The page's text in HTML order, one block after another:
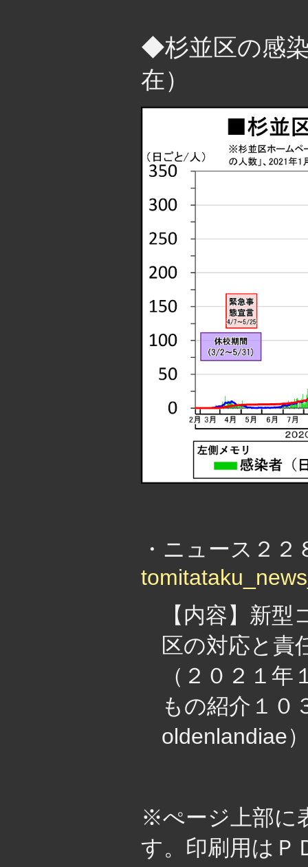
◆杉並区の感
在）
・ニュース２
【内容】新
区の対応と
（２０２１
もの紹介１０
oldenlandiae
※ぺージ上部に
す。印刷用はＰ